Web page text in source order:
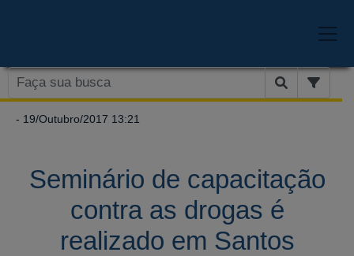
- 19/Outubro/2017 13:21
Seminário de capacitação
contra as drogas é
realizado em Santos